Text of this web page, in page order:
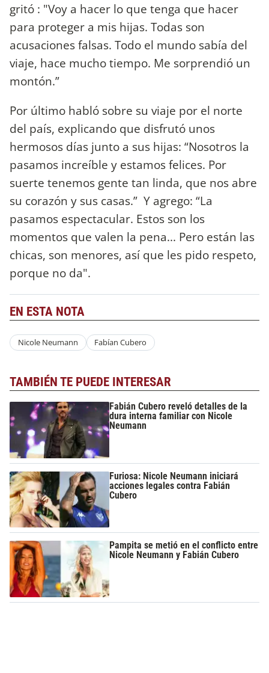
gritó : "Voy a hacer lo que tenga que hacer
para proteger a mis hijas. Todas son
acusaciones falsas. Todo el mundo sabía del
viaje, hace mucho tiempo. Me sorprendió un
montón.”
Por último habló sobre su viaje por el norte
del país, explicando que disfrutó unos
hermosos días junto a sus hijas: “Nosotros la
pasamos increíble y estamos felices. Por
suerte tenemos gente tan linda, que nos abre
su corazón y sus casas.” Y agrego: “La
pasamos espectacular. Estos son los
momentos que valen la pena... Pero están las
chicas, son menores, así que les pido respeto,
porque no da".
EN ESTA NOTA
Nicole Neumann Fabían Cubero
TAMBIÉN TE PUEDE INTERESAR
Fabián Cubero reveló detalles de la
dura interna familiar con Nicole
Neumann
Furiosa: Nicole Neumann iniciará
acciones legales contra Fabián
Cubero
Pampita se metió en el conflicto entre
Nicole Neumann y Fabián Cubero